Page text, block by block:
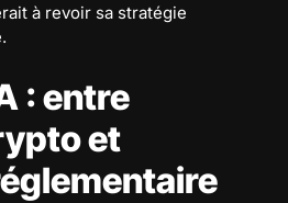
à revoir sa stratégie
: entre
et